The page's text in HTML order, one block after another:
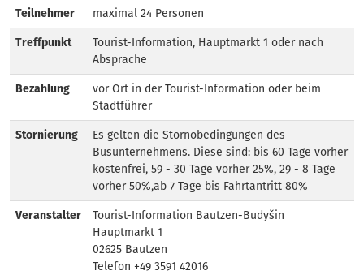
Teilnehmer maximal 24 Personen
Treffpunkt
Tourist-Information, Hauptmarkt 1 oder nach
Absprache
Bezahlung
vor Ort in der Tourist-Information oder beim
Stadtführer
Stornierung
Es gelten die Stornobedingungen des
Busunternehmens. Diese sind: bis 60 Tage vorher
kostenfrei, 59 - 30 Tage vorher 25%, 29 - 8 Tage
vorher 50%,ab 7 Tage bis Fahrtantritt 80%
Veranstalter
Tourist-Information Bautzen-Budyšin
Hauptmarkt 1
02625 Bautzen
Telefon +49 3591 42016